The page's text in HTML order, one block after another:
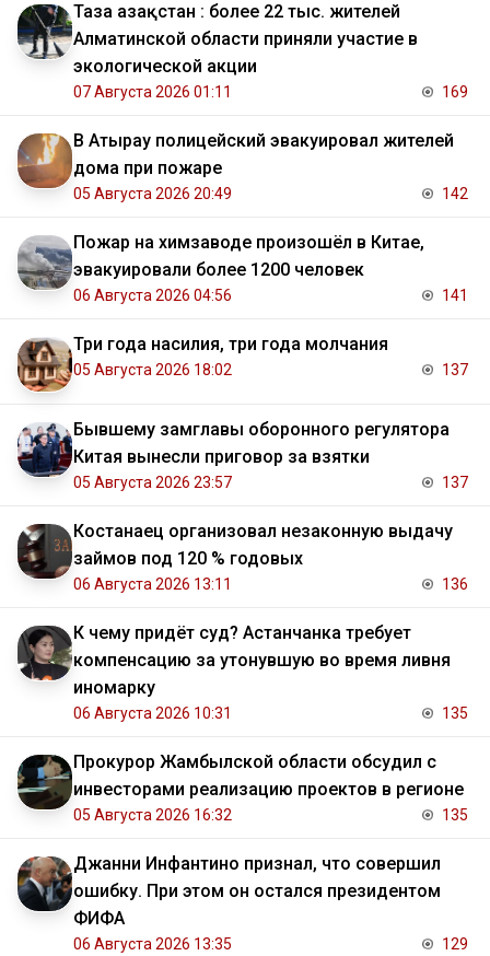
Таза Қазақстан : более 22 тыс. жителей
Алматинской области приняли участие в
экологической акции
07 Августа 2026 01:11 169
В Атырау полицейский эвакуировал жителей
дома при пожаре
05 Августа 2026 20:49 142
Пожар на химзаводе произошёл в Китае,
эвакуировали более 1200 человек
06 Августа 2026 04:56 141
Три года насилия, три года молчания
05 Августа 2026 18:02 137
Бывшему замглавы оборонного регулятора
Китая вынесли приговор за взятки
05 Августа 2026 23:57 137
Костанаец организовал незаконную выдачу
займов под 120 % годовых
06 Августа 2026 13:11 136
К чему придёт суд? Астанчанка требует
компенсацию за утонувшую во время ливня
иномарку
06 Августа 2026 10:31 135
Прокурор Жамбылской области обсудил с
инвесторами реализацию проектов в регионе
05 Августа 2026 16:32 135
Джанни Инфантино признал, что совершил
ошибку. При этом он остался президентом
ФИФА
06 Августа 2026 13:35 129